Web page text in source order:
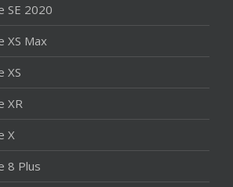
SE 2020
XS Max
XS
XR
X
8 Plus